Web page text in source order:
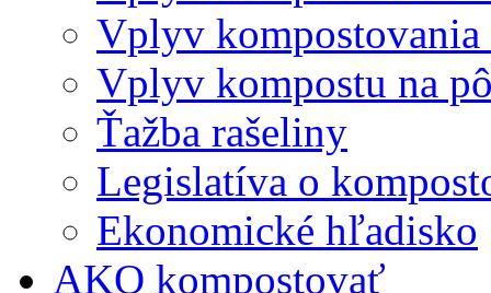
Vplyv
Vplyv kompostu na
Ťažba rašeliny
Legislatíva o
Ekonomické hľadisko
AKO kompostovať